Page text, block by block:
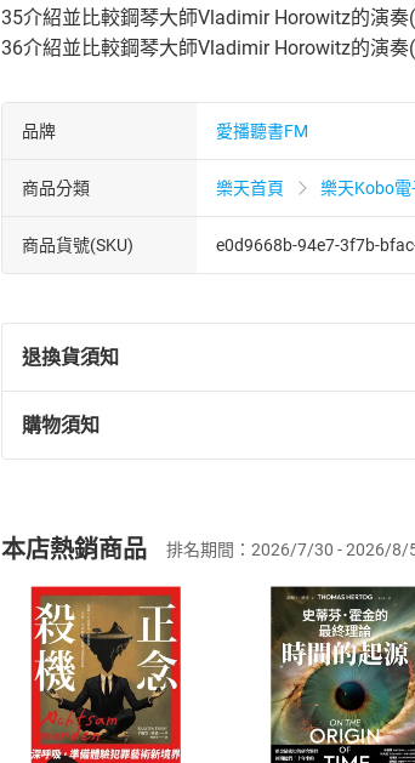
35介紹並比較鋼琴大師Vladimir Horowitz的演奏
36介紹並比較鋼琴大師Vladimir Horowitz的演奏
品牌 愛播聽書FM
商品分類 樂天首頁 樂天Kobo電
商品貨號(SKU) e0d9668b-94e7-3f7b-
退換貨須知
退換貨規定：
(一)依消費者保護法第19條第1項後段暨
(二)消費者訂購本店鋪之商品即代表知
且已下載/存取電子書，不得請求退貨退款
退貨方式：您欲取消訂單或辦理退貨時，
貨」，本店鋪將依您的申請進行審核，待
請注意，樂天市場須以整筆訂單為單位進
購物須知
挑選商品
Choose
放入購物
Shopping
購書後，如何開始使用？
本店熱銷商品 排名期間：2026/7/30 - 2026/8/